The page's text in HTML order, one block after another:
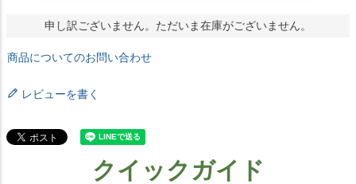
申し訳ございません。ただいま在庫がございません。
商品についてのお問い合わせ
レビューを書く
クイックガイド